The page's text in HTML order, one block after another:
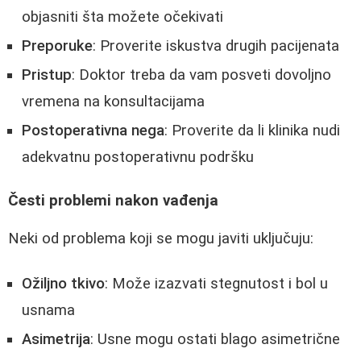
objasniti šta možete očekivati
Preporuke: Proverite iskustva drugih pacijenata
Pristup: Doktor treba da vam posveti dovoljno
vremena na konsultacijama
Postoperativna nega: Proverite da li klinika nudi
adekvatnu postoperativnu podršku
Česti problemi nakon vađenja
Neki od problema koji se mogu javiti uključuju:
Ožiljno tkivo: Može izazvati stegnutost i bol u
usnama
Asimetrija: Usne mogu ostati blago asimetrične